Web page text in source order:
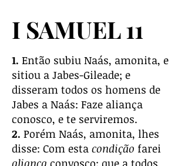
I SAMUEL 11
1. Então subiu Naás, amonita, e
sitiou a Jabes-Gileade; e
disseram todos os homens de
Jabes a Naás: Faze aliança
conosco, e te serviremos.
2. Porém Naás, amonita, lhes
disse: Com esta condição farei
aliança convosco: que a todos